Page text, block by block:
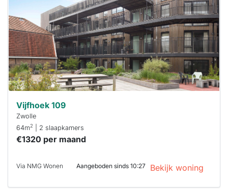
binnen 15
minuten
reageren.
Stekkies helpt
je hierbij!
Vijfhoek 109
Zwolle
64m2 | 2 slaapkamers
€1320 per maand
Via NMG Wonen Aangeboden sinds 10:27 Bekijk woning